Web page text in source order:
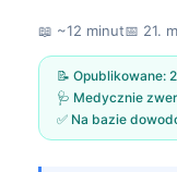
📖 ~12 minut📅 21.
📝 Opublikowane:
🩺 Medycznie
✅ Na bazie